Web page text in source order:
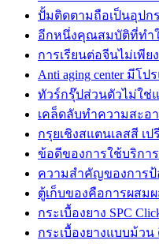
ปั้มติดตามถือเป็นอุปก
อีกหนึ่งคุณสมบัติที่ทำ
การเรียนต่อจีนไม่เพี
Anti aging center มีโ
ทัวร์กรุ๊ปส่วนตัวไม่ใช่
เคล็ดลับทำความสะอ
กรุยเชิงสแตนเลสสี เ
ข้อดีของการใช้บริกา
ความสำคัญของการป้
ตู้เก็บของคือการผสม
กระเบื้องยาง SPC
กระเบื้องยางแบบม้ว